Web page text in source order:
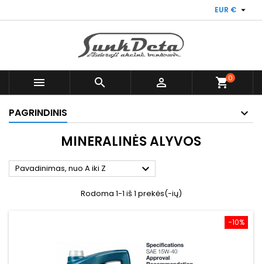
EUR € 
   shopping_cart0
PAGRINDINIS
MINERALINĖS ALYVOS
Pavadinimas, nuo A iki Z 
Rodoma 1-1 iš 1 prekės(-ių)
−10%